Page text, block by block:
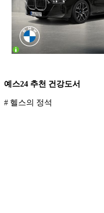
예스24 추천 건강도서
# 헬스의 정석